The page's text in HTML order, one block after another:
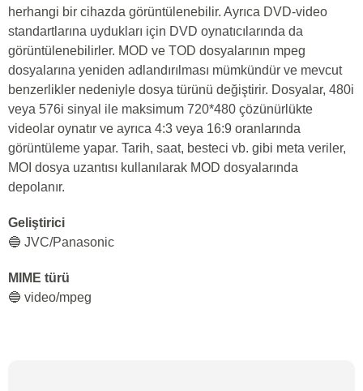
herhangi bir cihazda görüntülenebilir. Ayrıca DVD-video
standartlarına uydukları için DVD oynatıcılarında da
görüntülenebilirler. MOD ve TOD dosyalarının mpeg
dosyalarına yeniden adlandırılması mümkündür ve mevcut
benzerlikler nedeniyle dosya türünü değiştirir. Dosyalar, 480i
veya 576i sinyal ile maksimum 720*480 çözünürlükte
videolar oynatır ve ayrıca 4:3 veya 16:9 oranlarında
görüntüleme yapar. Tarih, saat, besteci vb. gibi meta veriler,
MOI dosya uzantısı kullanılarak MOD dosyalarında
depolanır.
Geliştirici
🔵 JVC/Panasonic
MIME türü
🔵 video/mpeg